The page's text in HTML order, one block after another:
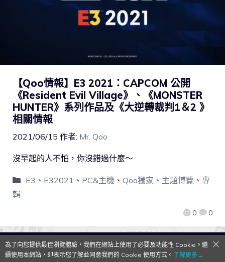
【Qoo情報】E3 2021：CAPCOM 公開
《Resident Evil Village》、《MONSTER
HUNTER》系列作品及《大逆轉裁判1＆2 》
相關情報
2021/06/15 作者: Mr. Qoo
0 0
沒早起的人不怕，你沒錯過什麼～
E3 、 E32021 、 PC&主機、 Qoo獨家 、 主題博覽 、 專
輯
QooApp Limited © 2026
為了向您提供最佳瀏覽體驗，我們在網站上使用了必要及功能性 Cookie。繼
續使用本網站，即表示您了解並同意我們的 Cookie 使用方式。 了解更多→